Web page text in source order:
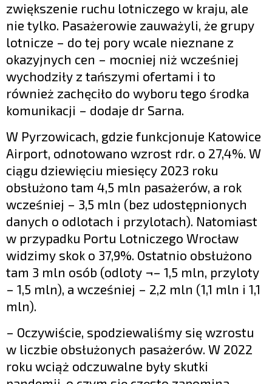
zwiększenie ruchu lotniczego w kraju, ale
nie tylko. Pasażerowie zauważyli, że grupy
lotnicze – do tej pory wcale nieznane z
okazyjnych cen – mocniej niż wcześniej
wychodziły z tańszymi ofertami i to
również zachęciło do wyboru tego środka
komunikacji – dodaje dr Sarna.
W Pyrzowicach, gdzie funkcjonuje Katowice
Airport, odnotowano wzrost rdr. o 27,4%. W
ciągu dziewięciu miesięcy 2023 roku
obsłużono tam 4,5 mln pasażerów, a rok
wcześniej – 3,5 mln (bez udostępnionych
danych o odlotach i przylotach). Natomiast
w przypadku Portu Lotniczego Wrocław
widzimy skok o 37,9%. Ostatnio obsłużono
tam 3 mln osób (odloty ¬– 1,5 mln, przyloty
– 1,5 mln), a wcześniej – 2,2 mln (1,1 mln i 1,1
mln).
– Oczywiście, spodziewaliśmy się wzrostu
w liczbie obsłużonych pasażerów. W 2022
roku wciąż odczuwalne były skutki